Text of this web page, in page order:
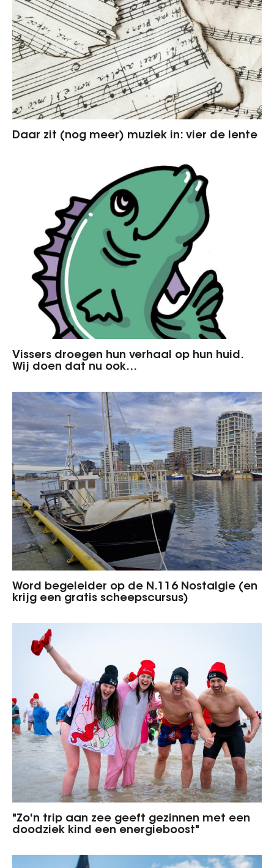
Daar zit (nog meer) muziek in: vier de lente
Vissers droegen hun verhaal op hun huid.
Wij doen dat nu ook…
Word begeleider op de N.116 Nostalgie (en
krijg een gratis scheepscursus)
"Zo'n trip aan zee geeft gezinnen met een
doodziek kind een energieboost"